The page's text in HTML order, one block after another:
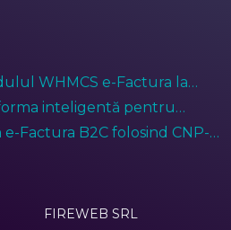
WHMCS e-Factura la
inteligentă pentru
Factura B2C folosind CNP-ul
de zero)
FIREWEB SRL